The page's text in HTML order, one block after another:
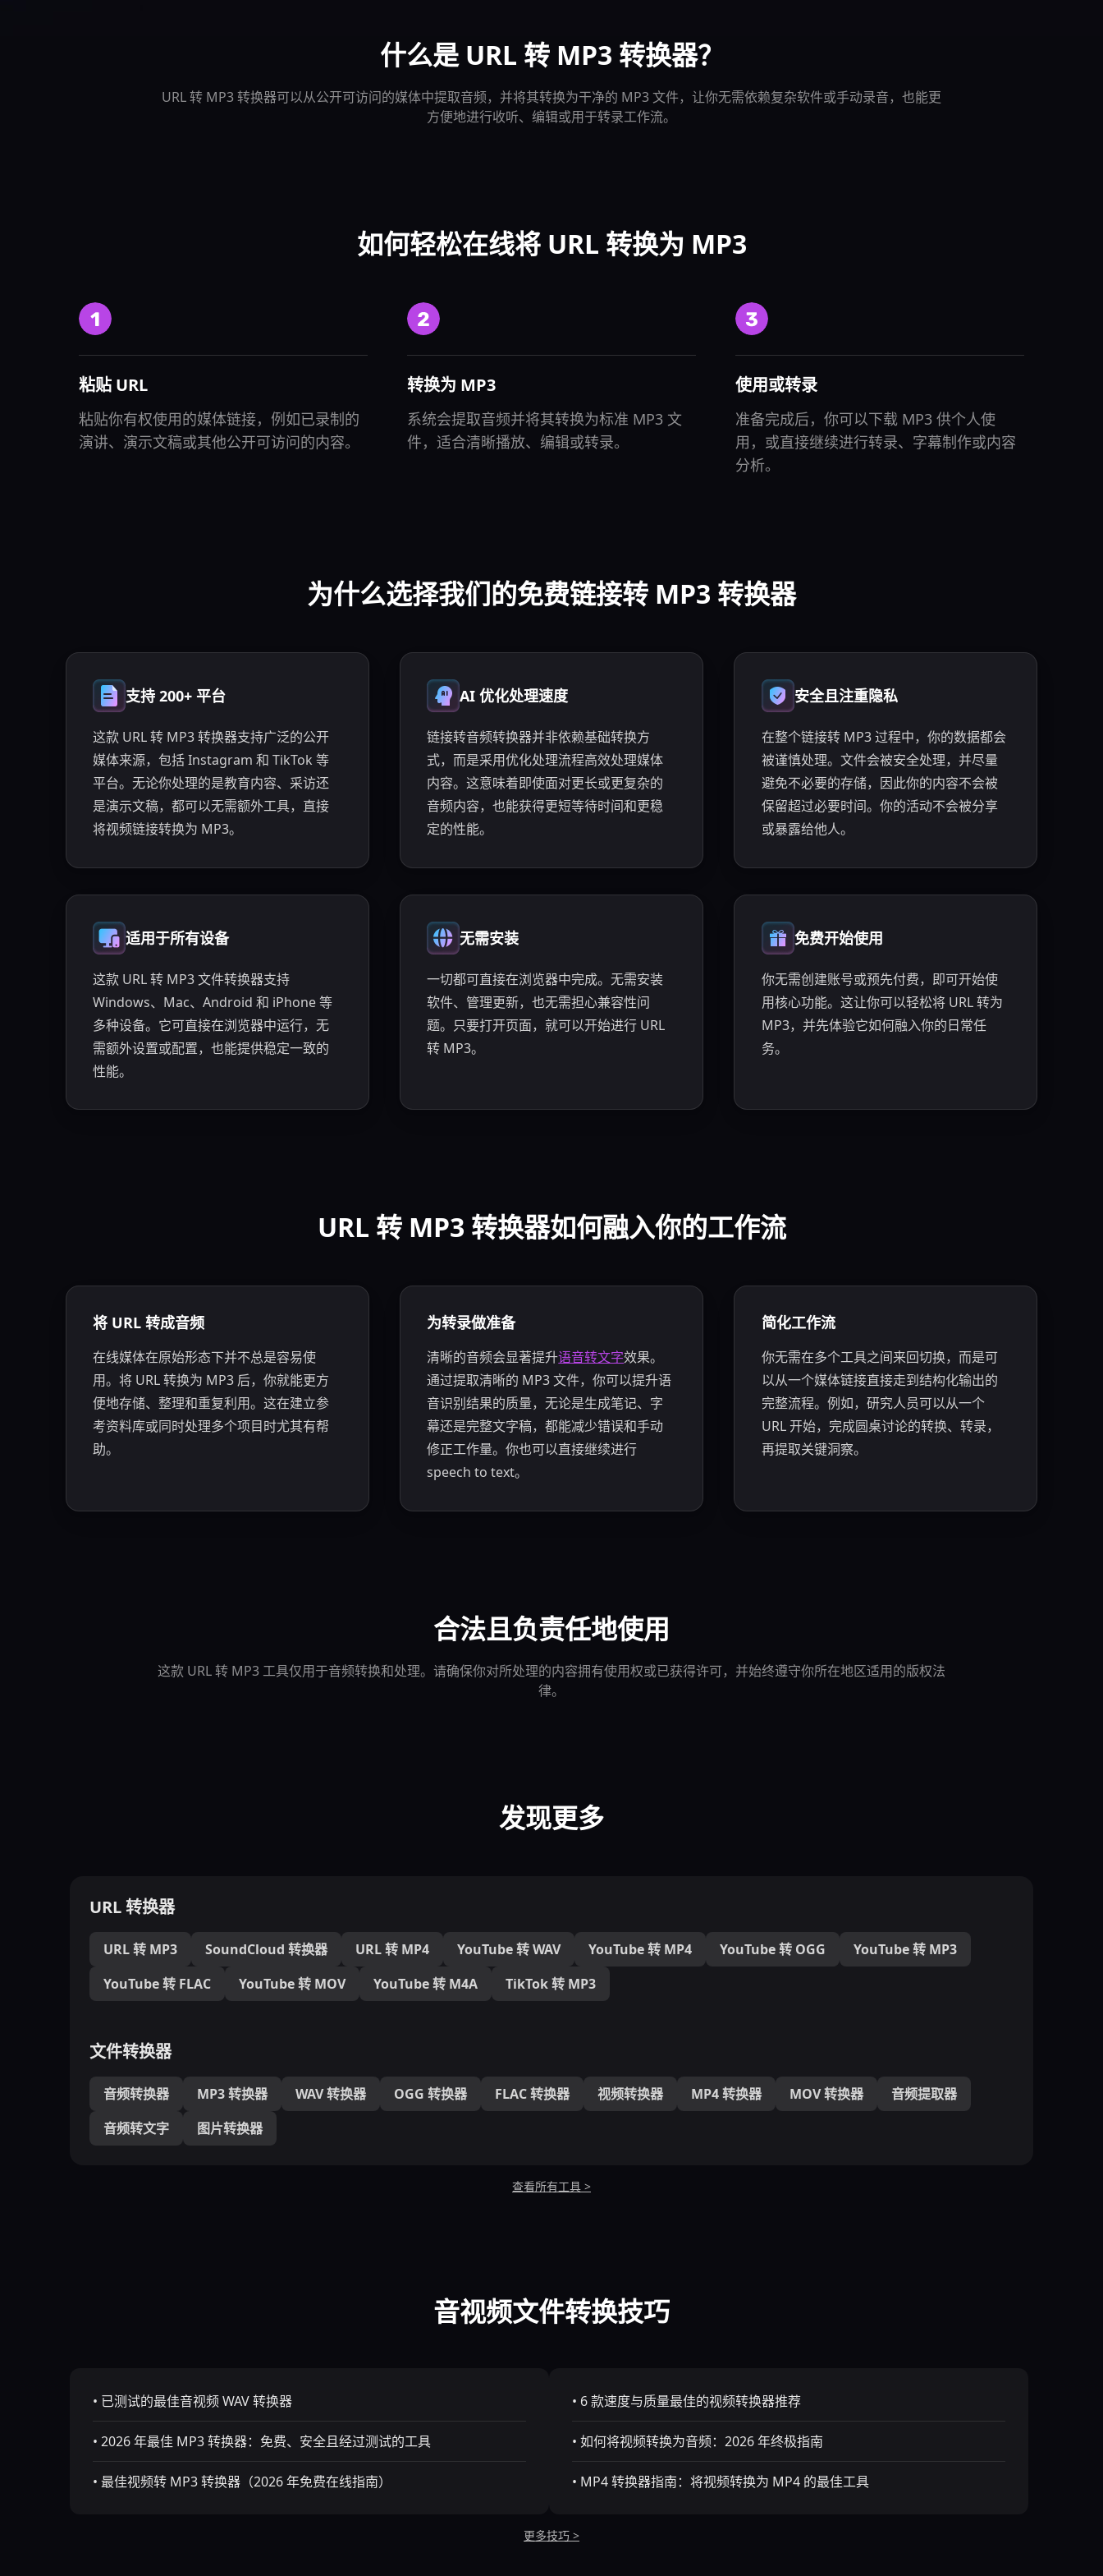
什么是 URL 转 MP3 转换器？
URL 转 MP3 转换器可以从公开可访问的媒体中提取音频，并将其转换为干净的 MP3 文件，让你无需依赖复杂软件或手动录音，也能更
方便地进行收听、编辑或用于转录工作流。
如何轻松在线将 URL 转换为 MP3
粘贴 URL
粘贴你有权使用的媒体链接，例如已录制的
演讲、演示文稿或其他公开可访问的内容。
转换为 MP3
系统会提取音频并将其转换为标准 MP3 文
件，适合清晰播放、编辑或转录。
使用或转录
准备完成后，你可以下载 MP3 供个人使
用，或直接继续进行转录、字幕制作或内容
分析。
为什么选择我们的免费链接转 MP3 转换器
支持 200+ 平台
这款 URL 转 MP3 转换器支持广泛的公开
媒体来源，包括 Instagram 和 TikTok 等
平台。无论你处理的是教育内容、采访还
是演示文稿，都可以无需额外工具，直接
将视频链接转换为 MP3。
AI 优化处理速度
链接转音频转换器并非依赖基础转换方
式，而是采用优化处理流程高效处理媒体
内容。这意味着即使面对更长或更复杂的
音频内容，也能获得更短等待时间和更稳
定的性能。
安全且注重隐私
在整个链接转 MP3 过程中，你的数据都会
被谨慎处理。文件会被安全处理，并尽量
避免不必要的存储，因此你的内容不会被
保留超过必要时间。你的活动不会被分享
或暴露给他人。
适用于所有设备
这款 URL 转 MP3 文件转换器支持
Windows、Mac、Android 和 iPhone 等
多种设备。它可直接在浏览器中运行，无
需额外设置或配置，也能提供稳定一致的
性能。
无需安装
一切都可直接在浏览器中完成。无需安装
软件、管理更新，也无需担心兼容性问
题。只要打开页面，就可以开始进行 URL
转 MP3。
免费开始使用
你无需创建账号或预先付费，即可开始使
用核心功能。这让你可以轻松将 URL 转为
MP3，并先体验它如何融入你的日常任
务。
URL 转 MP3 转换器如何融入你的工作流
将 URL 转成音频
在线媒体在原始形态下并不总是容易使
用。将 URL 转换为 MP3 后，你就能更方
便地存储、整理和重复利用。这在建立参
考资料库或同时处理多个项目时尤其有帮
助。
为转录做准备
清晰的音频会显著提升语音转文字效果。
通过提取清晰的 MP3 文件，你可以提升语
音识别结果的质量，无论是生成笔记、字
幕还是完整文字稿，都能减少错误和手动
修正工作量。你也可以直接继续进行
speech to text。
简化工作流
你无需在多个工具之间来回切换，而是可
以从一个媒体链接直接走到结构化输出的
完整流程。例如，研究人员可以从一个
URL 开始，完成圆桌讨论的转换、转录，
再提取关键洞察。
合法且负责任地使用
这款 URL 转 MP3 工具仅用于音频转换和处理。请确保你对所处理的内容拥有使用权或已获得许可，并始终遵守你所在地区适用的版权法
律。
发现更多
URL 转换器
URL 转 MP3 SoundCloud 转换器 URL 转 MP4 YouTube 转 WAV YouTube 转 MP4 YouTube 转 OGG
YouTube 转 MP3
YouTube 转 FLAC
YouTube 转 MOV YouTube 转 M4A TikTok 转 MP3
文件转换器
音频转换器 MP3 转换器 WAV 转换器 OGG 转换器 FLAC 转换器 视频转换器 MP4 转换器 MOV 转换器
音频提取器
音频转文字
图片转换器
查看所有工具 >
音视频文件转换技巧
• 已测试的最佳音视频 WAV 转换器
• 2026 年最佳 MP3 转换器：免费、安全且经过测试的工具
• 最佳视频转 MP3 转换器（2026 年免费在线指南）
• 6 款速度与质量最佳的视频转换器推荐
• 如何将视频转换为音频：2026 年终极指南
• MP4 转换器指南：将视频转换为 MP4 的最佳工具
更多技巧 >